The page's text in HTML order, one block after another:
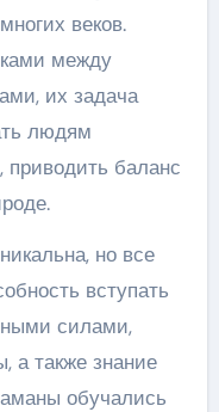
веков.
между
их задача
людям
приводить баланс
но все
вступать
силами,
а также знание
обучались